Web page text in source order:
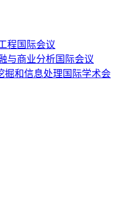
程国际会议
与商业分析国际会议
掘和信息处理国际学术会